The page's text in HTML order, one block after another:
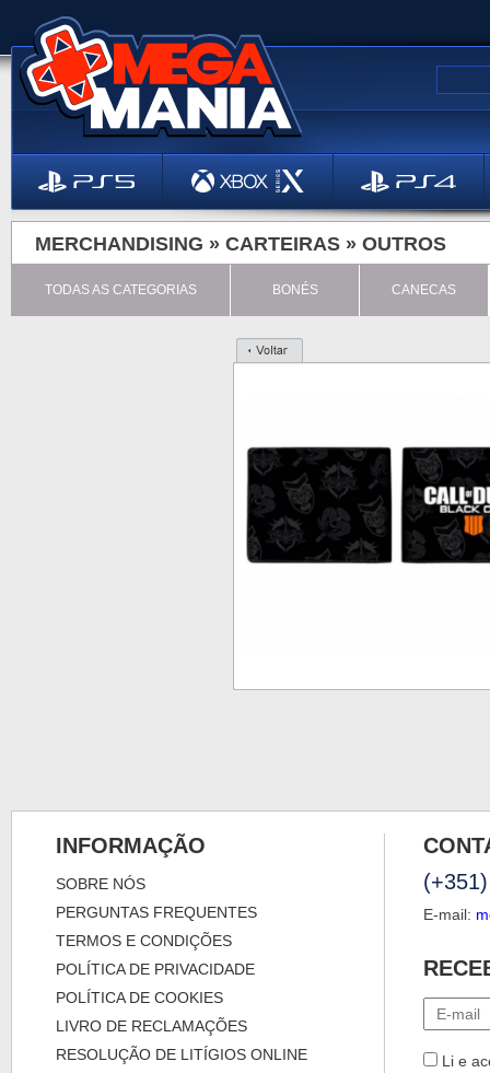
MERCHANDISING » CARTEIRAS » OUTROS
TODAS AS CATEGORIAS BONÉS CANECAS
INFORMAÇÃO
SOBRE NÓS
PERGUNTAS FREQUENTES
TERMOS E CONDIÇÕES
POLÍTICA DE PRIVACIDADE
POLÍTICA DE COOKIES
LIVRO DE RECLAMAÇÕES
RESOLUÇÃO DE LITÍGIOS ONLINE
E-mail:
Li e